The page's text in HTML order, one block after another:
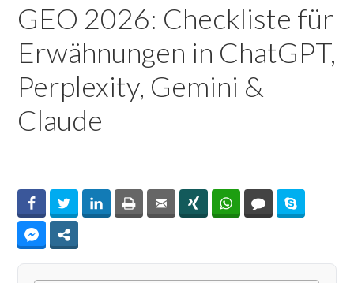
GEO 2026: Checkliste für
Erwähnungen in ChatGPT,
Perplexity, Gemini &
Claude
FacebookTwitterLinkedIn
Print Email Xing WhatsAppComments
Facebook Messenger